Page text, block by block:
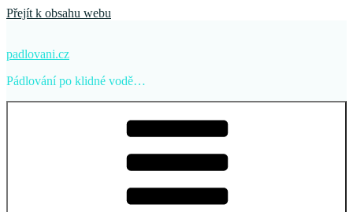
Přejít k obsahu webu
padlovani.cz
Pádlování po klidné vodě…